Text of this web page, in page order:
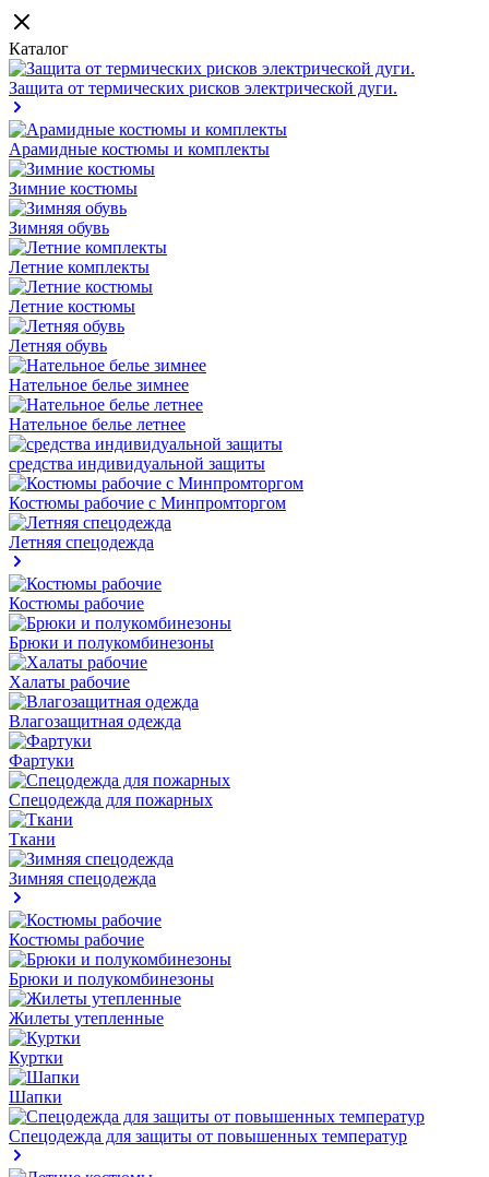
Каталог
Защита от термических рисков электрической дуги.
Арамидные костюмы и комплекты
Зимние костюмы
Зимняя обувь
Летние комплекты
Летние костюмы
Летняя обувь
Нательное белье зимнее
Нательное белье летнее
средства индивидуальной защиты
Костюмы рабочие с Минпромторгом
Летняя спецодежда
Костюмы рабочие
Брюки и полукомбинезоны
Халаты рабочие
Влагозащитная одежда
Фартуки
Спецодежда для пожарных
Ткани
Зимняя спецодежда
Костюмы рабочие
Брюки и полукомбинезоны
Жилеты утепленные
Куртки
Шапки
Спецодежда для защиты от повышенных температур